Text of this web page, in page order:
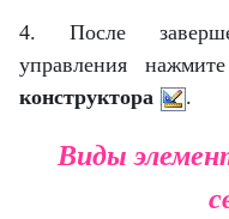
4. После
управления
конструктора
.
Виды